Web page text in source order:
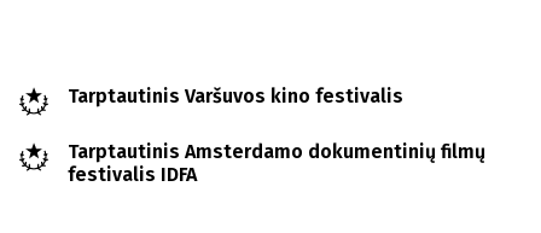
Tarptautinis Varšuvos kino festivalis
Tarptautinis Amsterdamo dokumentinių filmų
festivalis IDFA